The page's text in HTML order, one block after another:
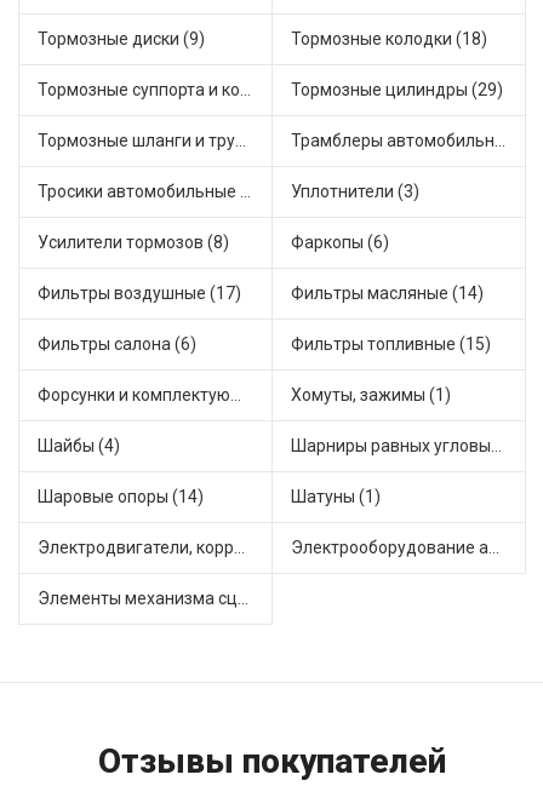
Тормозные диски (9) Тормозные колодки (18)
Тормозные суппорта и комплектующие (3) Тормозные цилиндры (29)
Тормозные шланги и трубки (7) Трамблеры автомобильные (18)
Тросики автомобильные (24) Уплотнители (3)
Усилители тормозов (8) Фаркопы (6)
Фильтры воздушные (17) Фильтры масляные (14)
Фильтры салона (6) Фильтры топливные (15)
Форсунки и комплектующие (1) Хомуты, зажимы (1)
Шайбы (4) Шарниры равных угловых скоростей, приводные валы (20)
Шаровые опоры (14) Шатуны (1)
Электродвигатели, корректоры и приводы автомобильн (33) Электрооборудование автомобилей (16)
Элементы механизма сцепления (50)
Отзывы покупателей